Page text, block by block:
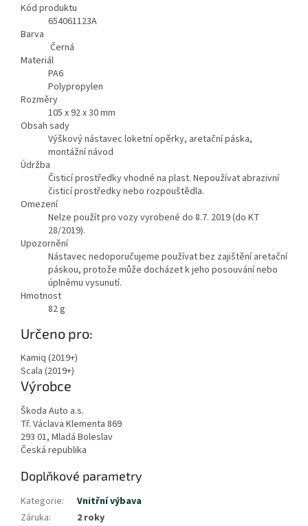
Kód produktu
654061123A
Barva
Černá
Materiál
PA6
Polypropylen
Rozměry
105 x 92 x 30 mm
Obsah sady
Výškový nástavec loketní opěrky, aretační páska,
montážní návod
Údržba
Čisticí prostředky vhodné na plast. Nepoužívat abrazivní
čisticí prostředky nebo rozpouštědla.
Omezení
Nelze použít pro vozy vyrobené do 8.7. 2019 (do KT
28/2019).
Upozornění
Nástavec nedoporučujeme používat bez zajištění aretační
páskou, protože může docházet k jeho posouvání nebo
úplnému vysunutí.
Hmotnost
82g
Určeno pro:
Kamiq (2019+)
Scala (2019+)
Výrobce
Škoda Auto a.s.
Tř. Václava Klementa 869
293 01, Mladá Boleslav
Česká republika
Doplňkové parametry
Kategorie:
Vnitřní výbava
Záruka:
2 roky